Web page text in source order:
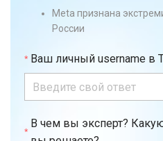
Meta признана
России
Ваш личный username в
В чем вы эксперт?